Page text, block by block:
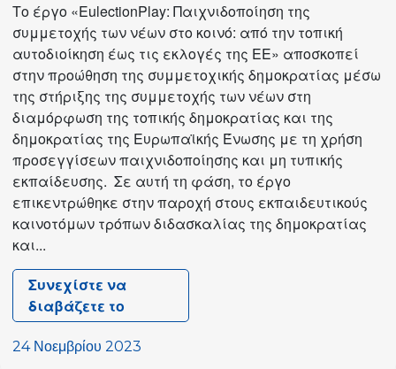
Το έργο «EulectionPlay: Παιχνιδοποίηση της
συμμετοχής των νέων στο κοινό: από την τοπική
αυτοδιοίκηση έως τις εκλογές της ΕΕ» αποσκοπεί
στην προώθηση της συμμετοχικής δημοκρατίας μέσω
της στήριξης της συμμετοχής των νέων στη
διαμόρφωση της τοπικής δημοκρατίας και της
δημοκρατίας της Ευρωπαϊκής Ένωσης με τη χρήση
προσεγγίσεων παιχνιδοποίησης και μη τυπικής
εκπαίδευσης. Σε αυτή τη φάση, το έργο
επικεντρώθηκε στην παροχή στους εκπαιδευτικούς
καινοτόμων τρόπων διδασκαλίας της δημοκρατίας
και...
Συνεχίστε να
διαβάζετε το
EulectionPlay:
24 Νοεμβρίου 2023